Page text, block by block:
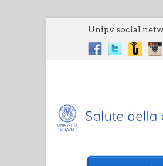
Unipv social